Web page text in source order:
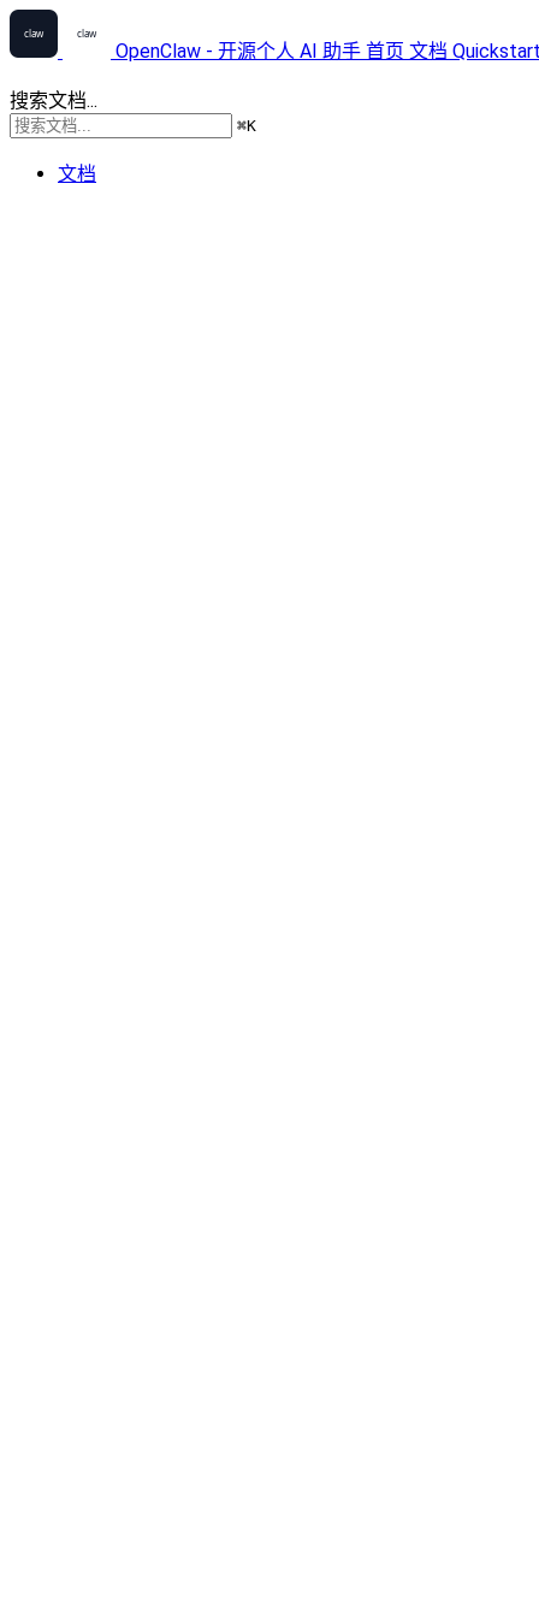
OpenClaw - 开源个人 AI 助手 首页 文档
搜索文档...
⌘K
文档